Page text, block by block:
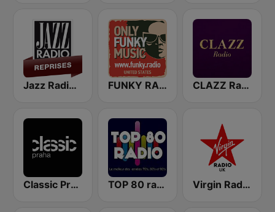
Jazz Radio Reprises FUNKY RADIO (USA) CLAZZ Radio
Classic Praha TOP 80 radio Virgin Radio UK